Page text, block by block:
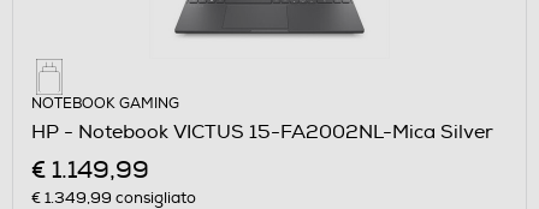
NOTEBOOK GAMING
HP - Notebook VICTUS 15-FA2002NL-Mica Silver
€ 1.149,99
€ 1.349,99 consigliato